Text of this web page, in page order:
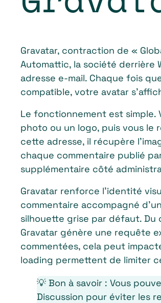
Gravatar, contraction de «
Automattic, la société derrière
adresse e-mail. Chaque fois
compatible, votre avatar
Le fonctionnement est simple.
photo ou un logo, puis vous le
cette adresse, il récupère
chaque commentaire publié
supplémentaire côté
Gravatar renforce l’identité
commentaire accompagné
silhouette grise par défaut.
Gravatar génère une requête
commentées, cela peut
loading permettent de limiter
💡 Bon à savoir : Vous
Discussion pour éviter les